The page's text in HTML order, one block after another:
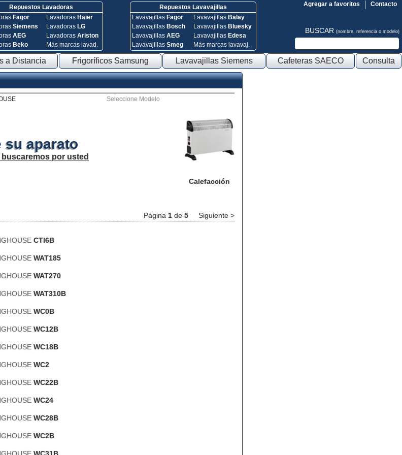
Repuestos Lavadoras
Fagor
Siemens
AEG
Beko
Lavadoras Haier
Lavadoras LG
Lavadoras Ariston
Más marcas lavad.
Repuestos Lavavajillas
Lavavajillas Fagor
Lavavajillas Bosch
Lavavajillas AEG
Lavavajillas Smeg
Lavavajillas Balay
Lavavajillas Bluesky
Lavavajillas Edesa
Más marcas lavavaj.
Contacto
Agregar a favoritos
BUSCAR (nombre, referencia o modelo)
a Distancia Frigoríficos Samsung Lavavajillas Siemens Cafeteras SAECO Consulta
Seleccione Modelo
Calefacción
su aparato
por usted
Página 1 de 5 Siguiente >
CTI6B
WAT185
WAT270
WAT310B
WC0B
WC12B
WC18B
WC2
WC22B
WC24
WC28B
WC2B